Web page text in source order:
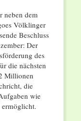
neben dem
Völklinger
Beschluss
Der
des
die nächsten
Millionen
die
wie